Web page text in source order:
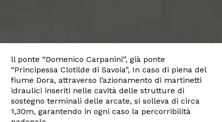
ll ponte “Domenico Carpanini”, già ponte
“Principessa Clotilde di Savoia”, In caso di piena del
fiume Dora, attraverso l’azionamento di martinetti
idraulici inseriti nelle cavità delle strutture di
sostegno terminali delle arcate, si solleva di circa
1,30m, garantendo in ogni caso la percorribilità